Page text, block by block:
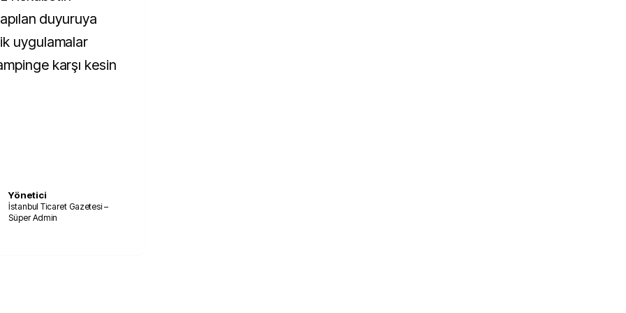
duyuruya
uygulamalar
karşı kesin
Yönetici
İstanbul Ticaret Gazetesi –
Süper Admin